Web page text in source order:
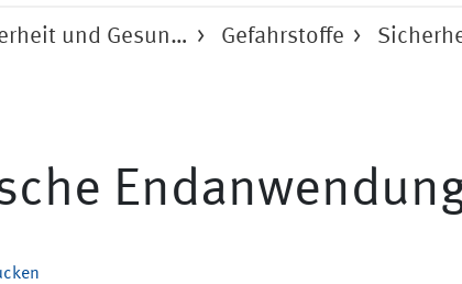
und Gesun… Gefahrstoffe